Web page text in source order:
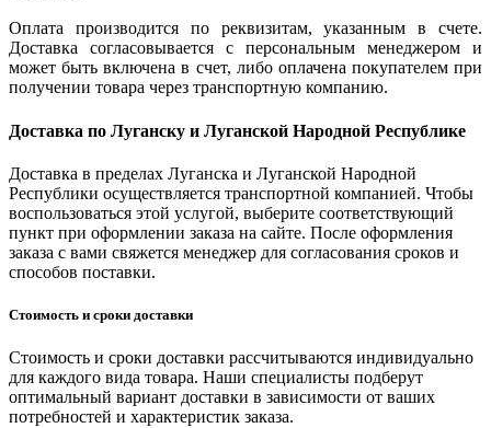
Оплата производится по реквизитам, указанным в счете.
Доставка согласовывается с персональным менеджером и
может быть включена в счет, либо оплачена покупателем при
получении товара через транспортную компанию.
Доставка по Луганску и Луганской Народной Республике
Доставка в пределах Луганска и Луганской Народной
Республики осуществляется транспортной компанией. Чтобы
воспользоваться этой услугой, выберите соответствующий
пункт при оформлении заказа на сайте. После оформления
заказа с вами свяжется менеджер для согласования сроков и
способов поставки.
Стоимость и сроки доставки
Стоимость и сроки доставки рассчитываются индивидуально
для каждого вида товара. Наши специалисты подберут
оптимальный вариант доставки в зависимости от ваших
потребностей и характеристик заказа.